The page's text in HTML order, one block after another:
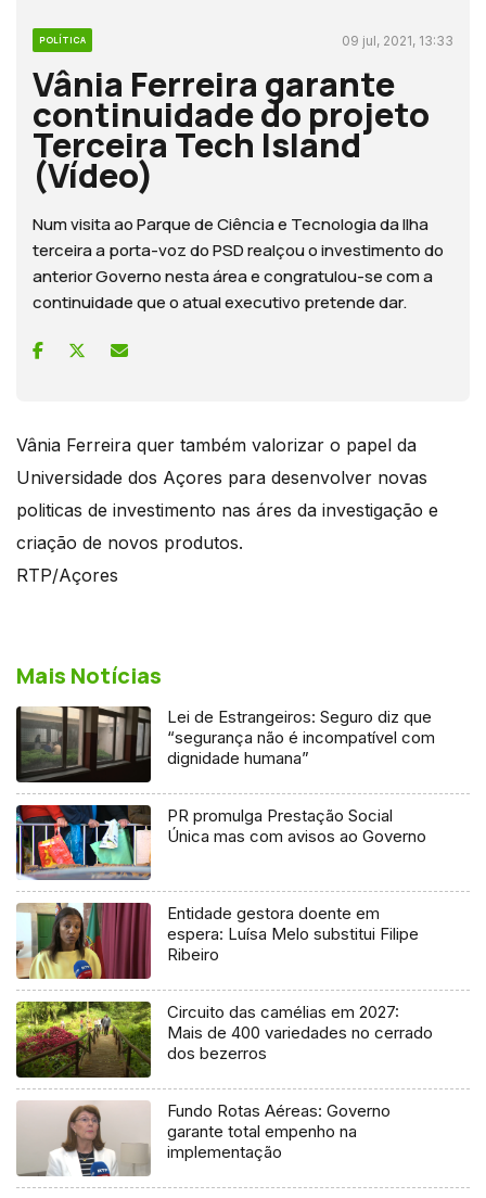
POLÍTICA 09 jul, 2021, 13:33
Vânia Ferreira garante
continuidade do projeto
Terceira Tech Island
(Vídeo)
Num visita ao Parque de Ciência e Tecnologia da Ilha
terceira a porta-voz do PSD realçou o investimento do
anterior Governo nesta área e congratulou-se com a
continuidade que o atual executivo pretende dar.
Vânia Ferreira quer também valorizar o papel da
Universidade dos Açores para desenvolver novas
politicas de investimento nas áres da investigação e
criação de novos produtos.
RTP/Açores
Mais Notícias
Lei de Estrangeiros: Seguro diz que
“segurança não é incompatível com
dignidade humana”
PR promulga Prestação Social
Única mas com avisos ao Governo
Entidade gestora doente em
espera: Luísa Melo substitui Filipe
Ribeiro
Circuito das camélias em 2027:
Mais de 400 variedades no cerrado
dos bezerros
Fundo Rotas Aéreas: Governo
garante total empenho na
implementação